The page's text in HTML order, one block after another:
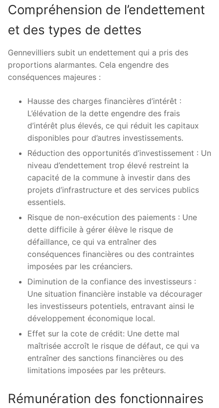
Compréhension de l’endettement
et des types de dettes
Gennevilliers subit un endettement qui a pris des
proportions alarmantes. Cela engendre des
conséquences majeures :
Hausse des charges financières d’intérêt :
L’élévation de la dette engendre des frais
d’intérêt plus élevés, ce qui réduit les capitaux
disponibles pour d’autres investissements.
Réduction des opportunités d’investissement : Un
niveau d’endettement trop élevé restreint la
capacité de la commune à investir dans des
projets d’infrastructure et des services publics
essentiels.
Risque de non-exécution des paiements : Une
dette difficile à gérer élève le risque de
défaillance, ce qui va entraîner des
conséquences financières ou des contraintes
imposées par les créanciers.
Diminution de la confiance des investisseurs :
Une situation financière instable va décourager
les investisseurs potentiels, entravant ainsi le
développement économique local.
Effet sur la cote de crédit: Une dette mal
maîtrisée accroît le risque de défaut, ce qui va
entraîner des sanctions financières ou des
limitations imposées par les prêteurs.
Rémunération des fonctionnaires